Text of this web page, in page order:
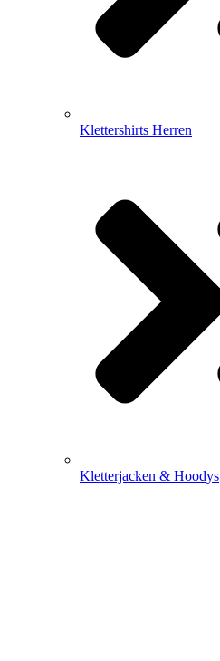
Klettershirts Herren
Kletterjacken & Hoodys